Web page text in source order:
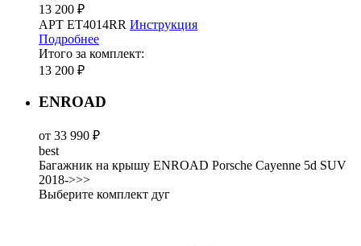
13 200 ₽
АРТ ET4014RR Инструкция
Подробнее
Итого за комплект:
13 200 ₽
ENROAD
от 33 990 ₽
best
Багажник на крышу ENROAD Porsche Cayenne 5d SUV
2018->>>
Выберите комплект дуг